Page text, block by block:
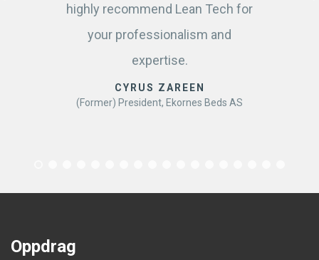
highly recommend Lean Tech for
your professionalism and
expertise.
CYRUS ZAREEN
(Former) President, Ekornes Beds AS
Oppdrag